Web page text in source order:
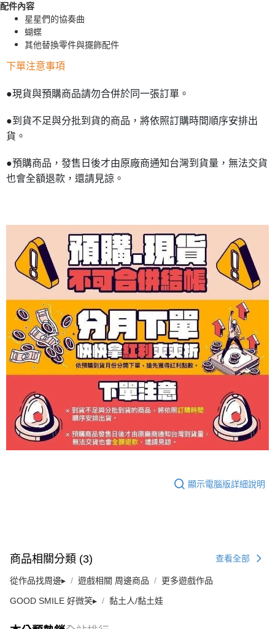
配件內容
星星們的協奏曲
蝴蝶
其他替換零件與擺飾配件
下單注意事項
●現貨與預購商品請勿合併於同一張訂單。
●到貨不足與分批到貨的商品，將依照訂購時間順序安排出
貨。
●預購商品，發售日後才由原廠商通知台灣到貨量，無法交貨
也會全額退款，還請見諒。
顯示電腦版詳細說明
商品相關分類 (3) 查看全部
從作品找周邊▸ 遊戲相關 周邊商品 更多遊戲作品
GOOD SMILE 好微笑▸ 黏土人/黏土娃